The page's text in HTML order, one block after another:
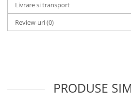
Livrare si transport
Review-uri(0)
PRODUSE